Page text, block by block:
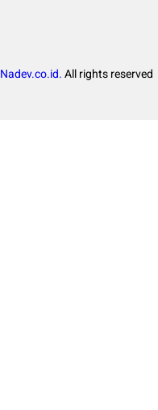
Nadev.co.id.All rights reserved